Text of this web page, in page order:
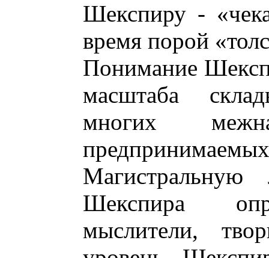
Шекспиру -
время порой
Понимание
масштаба
многих
Шекспира
мыслители,